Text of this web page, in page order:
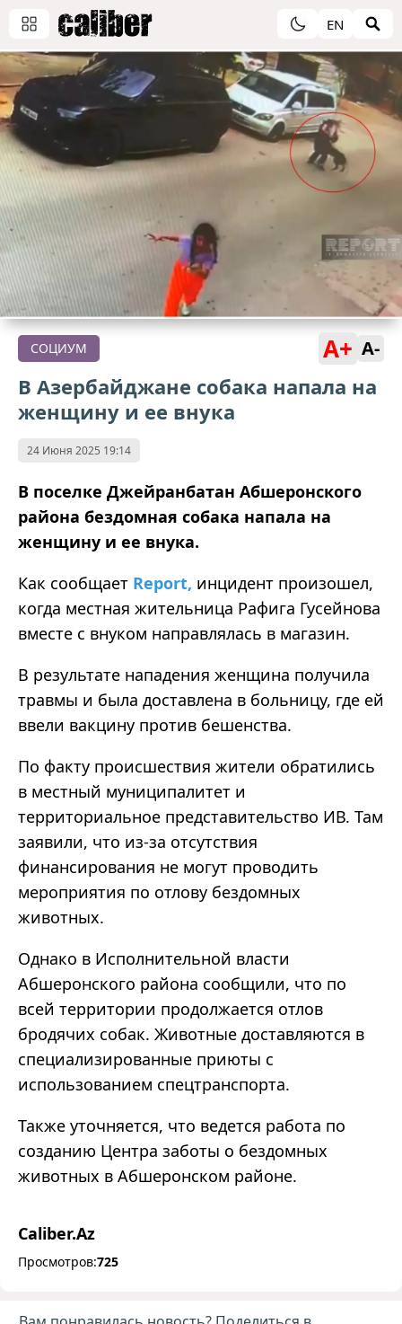
EN
СОЦИУМ A+ A-
В Азербайджане собака напала на
женщину и ее внука
24 Июня 2025 19:14
В поселке Джейранбатан Абшеронского
района бездомная собака напала на
женщину и ее внука.
Как сообщает Report, инцидент произошел,
когда местная жительница Рафига Гусейнова
вместе с внуком направлялась в магазин.
В результате нападения женщина получила
травмы и была доставлена в больницу, где ей
ввели вакцину против бешенства.
По факту происшествия жители обратились
в местный муниципалитет и
территориальное представительство ИВ. Там
заявили, что из-за отсутствия
финансирования не могут проводить
мероприятия по отлову бездомных
животных.
Однако в Исполнительной власти
Абшеронского района сообщили, что по
всей территории продолжается отлов
бродячих собак. Животные доставляются в
специализированные приюты с
использованием спецтранспорта.
Также уточняется, что ведется работа по
созданию Центра заботы о бездомных
животных в Абшеронском районе.
Caliber.Az
Просмотров:725